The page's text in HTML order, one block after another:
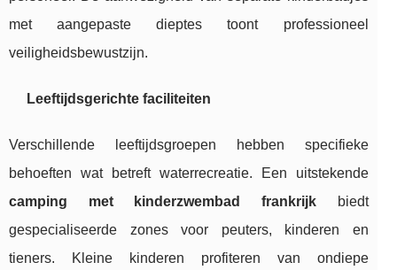
met aangepaste dieptes toont professioneel
veiligheidsbewustzijn.
Leeftijdsgerichte faciliteiten
Verschillende leeftijdsgroepen hebben specifieke
behoeften wat betreft waterrecreatie. Een uitstekende
camping met kinderzwembad frankrijkbiedt
gespecialiseerde zones voor peuters, kinderen en
tieners. Kleine kinderen profiteren van ondiepe